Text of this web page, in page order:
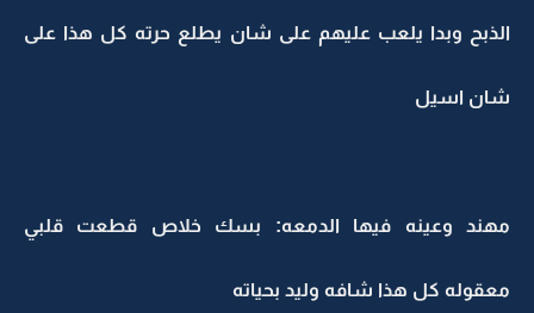
الذبح وبدا يلعب عليهم على شان يطلع حرته كل هذا على
شان اسيل
مهند وعينه فيها الدمعه: بسك خلاص قطعت قلبي
معقوله كل هذا شافه وليد بحياته